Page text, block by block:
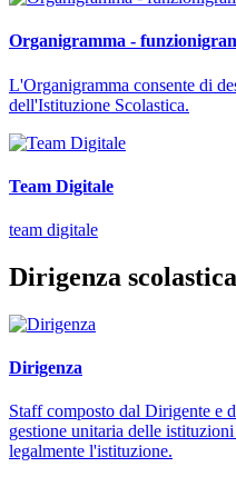
Organigramma -
L'Organigramma consente di
dell'Istituzione Scolastica.
Team Digitale
team digitale
Dirigenza scolastica
Dirigenza
Staff composto dal Dirigente e
gestione unitaria delle
legalmente l'istituzione.